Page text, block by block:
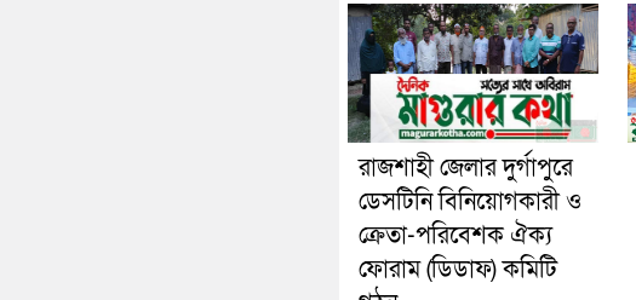
রাজশাহী জেলার দুর্গাপুরে
ডেসটিনি বিনিয়োগকারী ও
ক্রেতা-পরিবেশক ঐক্য
ফোরাম (ডিডাফ) কমিটি